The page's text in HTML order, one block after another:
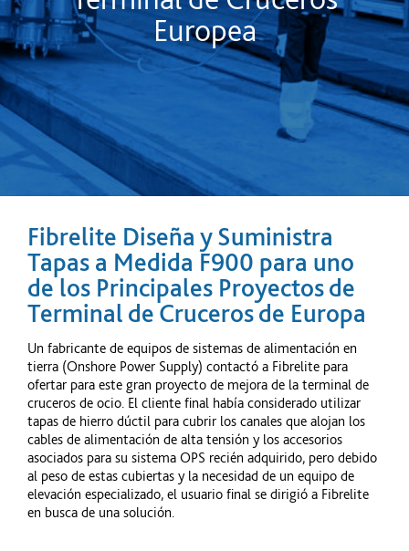
Europea
Fibrelite Diseña y Suministra
Tapas a Medida F900 para uno
de los Principales Proyectos de
Terminal de Cruceros de Europa
Un fabricante de equipos de sistemas de alimentación en
tierra (Onshore Power Supply) contactó a Fibrelite para
ofertar para este gran proyecto de mejora de la terminal de
cruceros de ocio. El cliente final había considerado utilizar
tapas de hierro dúctil para cubrir los canales que alojan los
cables de alimentación de alta tensión y los accesorios
asociados para su sistema OPS recién adquirido, pero debido
al peso de estas cubiertas y la necesidad de un equipo de
elevación especializado, el usuario final se dirigió a Fibrelite
en busca de una solución.